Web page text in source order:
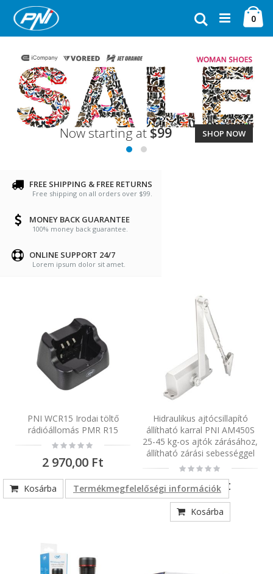
Ugrás
tartalomhoz
0
Keresés
Now starting at$99 SHOP NOW
FREE SHIPPING & FREE RETURNS
Free shipping on all orders over $99.
MONEY BACK GUARANTEE
100% money back guarantee.
ONLINE SUPPORT 24/7
Lorem ipsum dolor sit amet.
PNI WCR15 Irodai töltő
rádióállomás PMR R15
Rating:
0%
2 970,00 Ft
Kosárba Termékmegfelelőségi információk
Hidraulikus ajtócsillapító
állítható karral PNI AM450S
25-45 kg-os ajtók zárásához,
állítható zárási sebességgel
Rating:
0%
5 820,00 Ft
Kosárba